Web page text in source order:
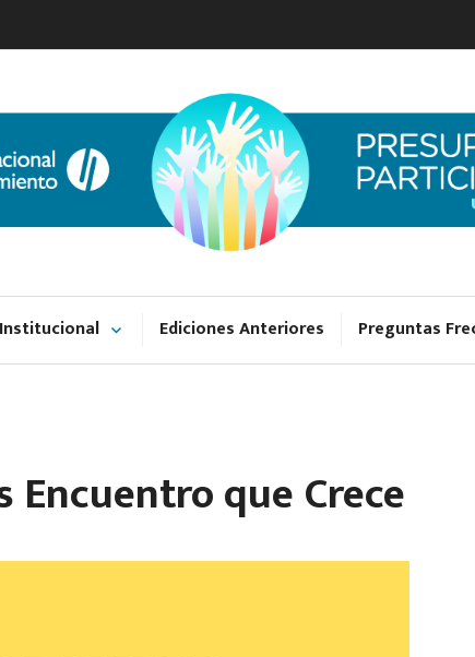
UNGS
Institucional Ediciones Anteriores Preguntas
Encuentro que Crece